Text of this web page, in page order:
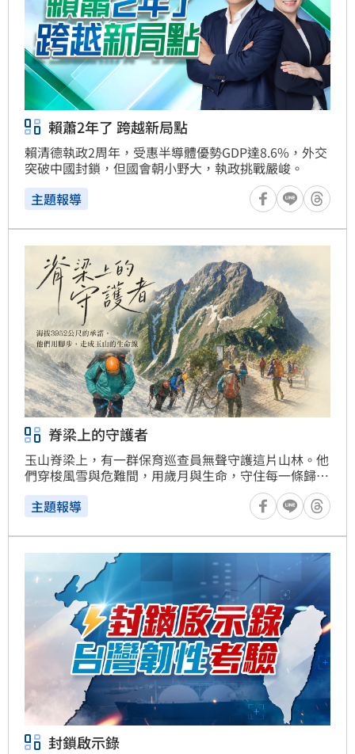
賴蕭2年了 跨越新局點
賴清德執政2周年，受惠半導體優勢GDP達8.6%，外交
突破中國封鎖，但國會朝小野大，執政挑戰嚴峻。
主題報導
脊梁上的守護者
玉山脊梁上，有一群保育巡查員無聲守護這片山林。他
們穿梭風雪與危難間，用歲月與生命，守住每一條歸
途。
主題報導
封鎖啟示錄